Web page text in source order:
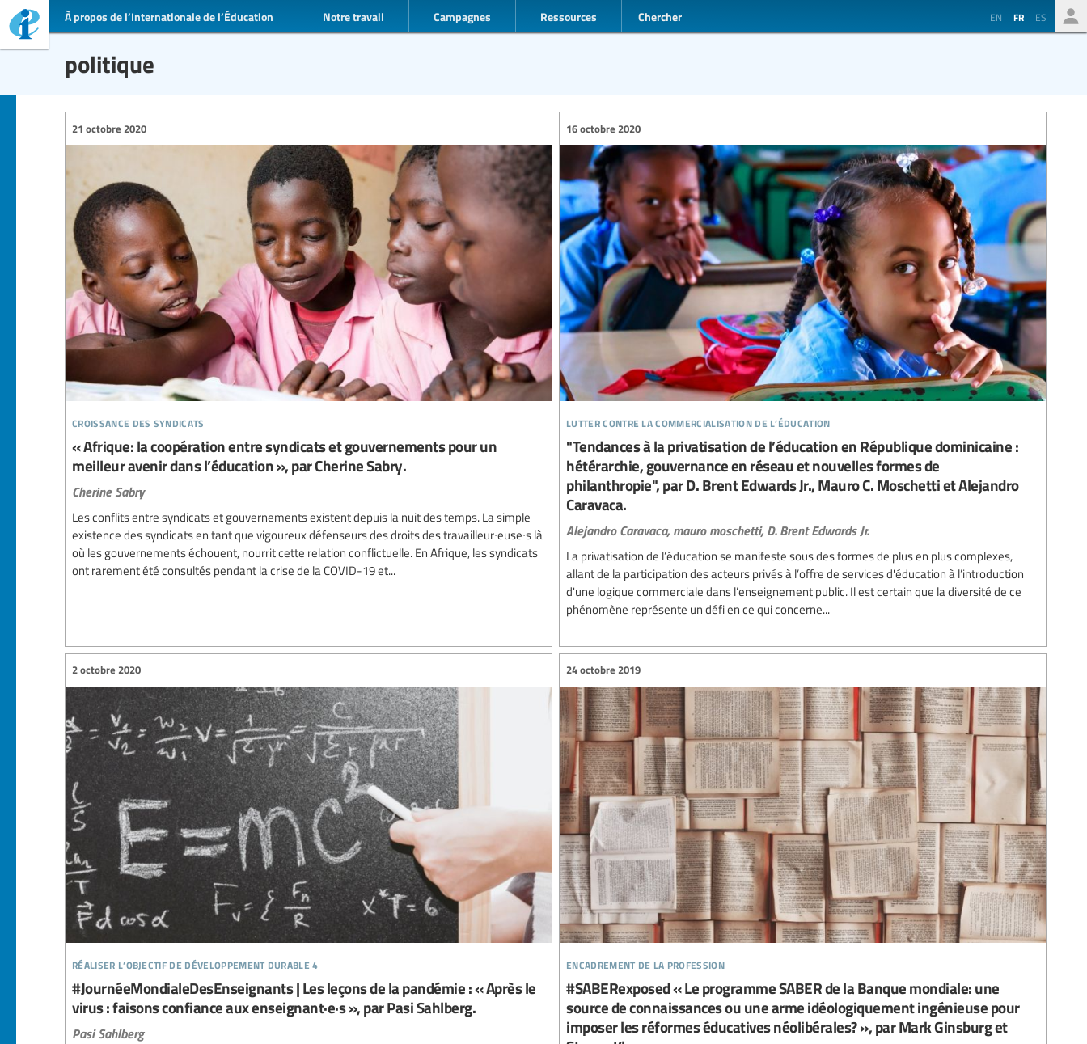
À propos de l’Internationale de l’Éducation Notre travail Campagnes Ressources Chercher EN FR ES
politique
croissance des syndicats
21 octobre 2020
« Afrique: la coopération entre syndicats et gouvernements pour un
meilleur avenir dans l’éducation », par Cherine Sabry.
Cherine Sabry
Les conflits entre syndicats et gouvernements existent depuis la nuit des temps. La simple
existence des syndicats en tant que vigoureux défenseurs des droits des travailleur∙euse∙s là
où les gouvernements échouent, nourrit cette relation conflictuelle. En Afrique, les syndicats
ont rarement été consultés pendant la crise de la COVID-19 et...
lutter contre la commercialisation de l’éducation
16 octobre 2020
"Tendances à la privatisation de l’éducation en République dominicaine :
hétérarchie, gouvernance en réseau et nouvelles formes de
philanthropie", par D. Brent Edwards Jr., Mauro C. Moschetti et Alejandro
Caravaca.
Alejandro Caravaca, mauro moschetti, D. Brent Edwards Jr.
La privatisation de l’éducation se manifeste sous des formes de plus en plus complexes,
allant de la participation des acteurs privés à l’offre de services d'éducation à l’introduction
d'une logique commerciale dans l’enseignement public. Il est certain que la diversité de ce
phénomène représente un défi en ce qui concerne...
réaliser l’objectif de développement durable 4
2 octobre 2020
#JournéeMondialeDesEnseignants | Les leçons de la pandémie : « Après le
virus : faisons confiance aux enseignant·e·s », par Pasi Sahlberg.
Pasi Sahlberg
encadrement de la profession
24 octobre 2019
#SABERexposed « Le programme SABER de la Banque mondiale: une
source de connaissances ou une arme idéologiquement ingénieuse pour
imposer les réformes éducatives néolibérales? », par Mark Ginsburg et